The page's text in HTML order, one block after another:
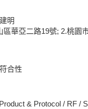
明
區華亞二路19號; 2.桃園
合性
& Protocol / RF /